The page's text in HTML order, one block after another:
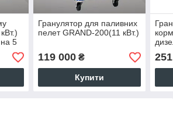
5
Гранулятор для паливних
пелет GRAND-200(11 кВт.)
119 000₴
Купити